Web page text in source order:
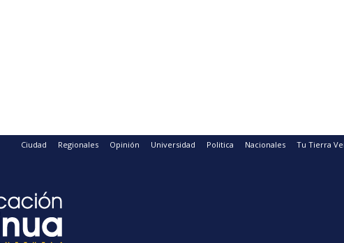
Ciudad Regionales Opinión Universidad Politica Nacionales Tu Tierra